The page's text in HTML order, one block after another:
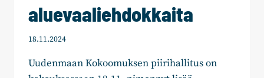
aluevaaliehdokkaita
18.11.2024
Uudenmaan Kokoomuksen piirihallitus on